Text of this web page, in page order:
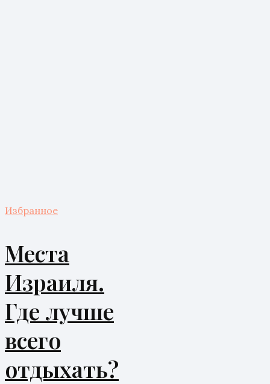
Избранное
Места
Израиля.
Где лучше
всего
отдыхать?